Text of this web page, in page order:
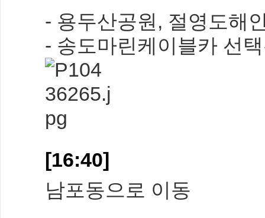
- 용두산공원, 절영도해
- 송도마린케이블카 선
[16:40]
남포동으로 이동